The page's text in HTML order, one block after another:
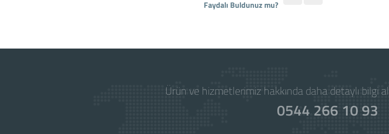
Faydalı Buldunuz mu?
Ürün ve hizmetlerimiz hakkında daha detaylı bilgi
0544 266 10 93